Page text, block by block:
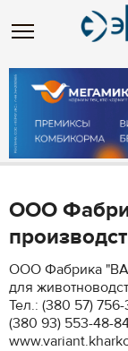
ООО
ООО Фабрика
для
Тел.: (380 57)
(380 93) 553-48-